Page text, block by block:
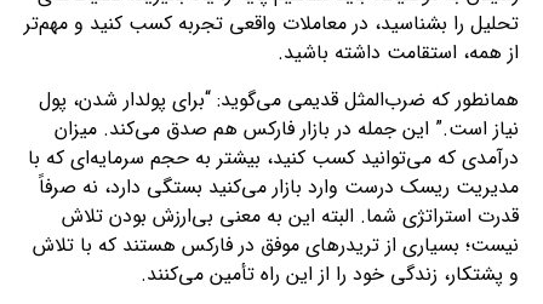
تحلیل را بشناسید، در معاملات واقعی تجربه کسب کنید و مهم‌تر
از همه، استقامت داشته باشید.
همانطور که ضرب‌المثل قدیمی می‌گوید: “برای پولدار شدن، پول
نیاز است.” این جمله در بازار فارکس هم صدق می‌کند. میزان
درآمدی که می‌توانید کسب کنید، بیشتر به حجم سرمایه‌ای که با
مدیریت ریسک درست وارد بازار می‌کنید بستگی دارد، نه صرفاً
قدرت استراتژی شما. البته این به معنی بی‌ارزش بودن تلاش
نیست؛ بسیاری از تریدرهای موفق در فارکس هستند که با تلاش
و پشتکار، زندگی خود را از این راه تأمین می‌کنند.